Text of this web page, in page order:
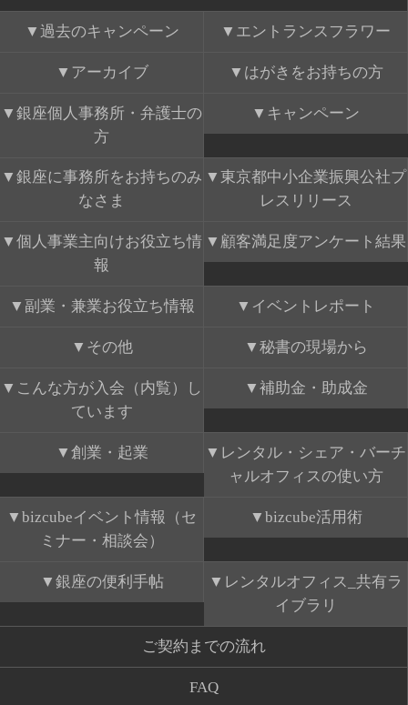
過去のキャンペーン エントランスフラワー
アーカイブ はがきをお持ちの方
銀座個人事務所・弁護士の
方
キャンペーン
銀座に事務所をお持ちのみ
なさま
東京都中小企業振興公社プ
レスリリース
個人事業主向けお役立ち情
報
顧客満足度アンケート結果
副業・兼業お役立ち情報 イベントレポート
その他 秘書の現場から
こんな方が入会（内覧）し
ています
補助金・助成金
創業・起業
レンタル・シェア・バーチ
ャルオフィスの使い方
bizcubeイベント情報（セ
ミナー・相談会）
bizcube活用術
銀座の便利手帖
レンタルオフィス_共有ラ
イブラリ
ご契約までの流れ
FAQ